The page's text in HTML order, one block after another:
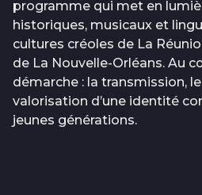
programme qui met en
historiques, musicaux et
cultures créoles de La
de La Nouvelle-Orléans. Au
démarche : la transmission,
valorisation d’une identité
jeunes générations.